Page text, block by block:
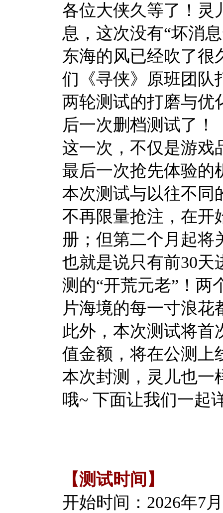
各位大侠久等了！灵
息，这次没有“坏消
东海的风已经吹了很
们《寻侠》原班团
两轮测试的打磨与优
后一次删档测试了！
这一次，不仅是游戏
最后一次抢先体验的
本次测试与以往不同
不再限量抢注，在开
册；但第二个月起将
也就是说只有前30天
测的“开荒元老”！两
片海境的每一寸浪花
此外，本次测试将首
值金额，将在公测上
本次封测，灵儿也一
哦~ 下面让我们一起
【测试时间】
开始时间： 2026年7